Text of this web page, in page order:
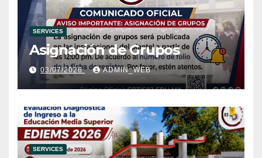
SERVICES
Asignación de Grupos
03/07/2026 ADMIN_WEB
SERVICES